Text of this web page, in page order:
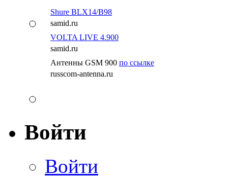
Shure BLX14/B98
samid.ru
VOLTA LIVE 4.900
samid.ru
Антенны GSM 900 по ссылке
russcom-antenna.ru
Войти
Войти